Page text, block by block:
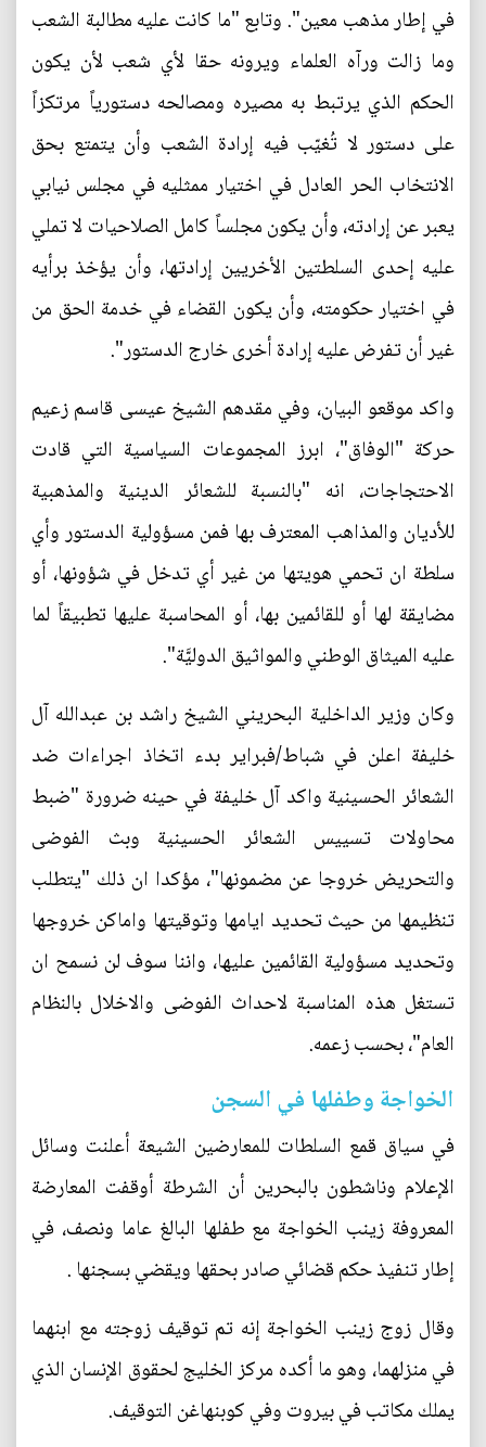
في إطار مذهب معين". وتابع "ما كانت عليه مطالبة الشعب
وما زالت ورآه العلماء ويرونه حقا لأي شعب لأن يكون
الحكم الذي يرتبط به مصيره ومصالحه دستورياً مرتكزاً
على دستور لا تُغيّب فيه إرادة الشعب وأن يتمتع بحق
الانتخاب الحر العادل في اختيار ممثليه في مجلس نيابي
يعبر عن إرادته، وأن يكون مجلساً كامل الصلاحيات لا تملي
عليه إحدى السلطتين الأخريين إرادتها، وأن يؤخذ برأيه
في اختيار حكومته، وأن يكون القضاء في خدمة الحق من
غير أن تفرض عليه إرادة أخرى خارج الدستور".
واكد موقعو البيان، وفي مقدهم الشيخ عيسى قاسم زعيم
حركة "الوفاق"، ابرز المجموعات السياسية التي قادت
الاحتجاجات، انه "بالنسبة للشعائر الدينية والمذهبية
للأديان والمذاهب المعترف بها فمن مسؤولية الدستور وأي
سلطة ان تحمي هويتها من غير أي تدخل في شؤونها، أو
مضايقة لها أو للقائمين بها، أو المحاسبة عليها تطبيقاً لما
عليه الميثاق الوطني والمواثيق الدوليَّة".
وكان وزير الداخلية البحريني الشيخ راشد بن عبدالله آل
خليفة اعلن في شباط/فبراير بدء اتخاذ اجراءات ضد
الشعائر الحسينية واكد آل خليفة في حينه ضرورة "ضبط
محاولات تسييس الشعائر الحسينية وبث الفوضى
والتحريض خروجا عن مضمونها"، مؤكدا ان ذلك "يتطلب
تنظيمها من حيث تحديد ايامها وتوقيتها واماكن خروجها
وتحديد مسؤولية القائمين عليها، واننا سوف لن نسمح ان
تستغل هذه المناسبة لاحداث الفوضى والاخلال بالنظام
العام"، بحسب زعمه.
الخواجة وطفلها في السجن
في سياق قمع السلطات للمعارضين الشيعة أعلنت وسائل
الإعلام وناشطون بالبحرين أن الشرطة أوقفت المعارضة
المعروفة زينب الخواجة مع طفلها البالغ عاما ونصف، في
إطار تنفيذ حكم قضائي صادر بحقها ويقضي بسجنها .
وقال زوج زينب الخواجة إنه تم توقيف زوجته مع ابنهما
في منزلهما، وهو ما أكده مركز الخليج لحقوق الإنسان الذي
يملك مكاتب في بيروت وفي كوبنهاغن التوقيف.